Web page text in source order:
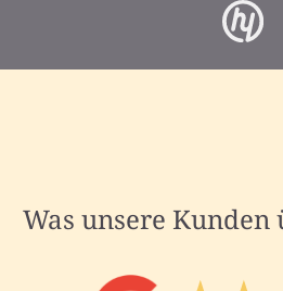
Was unsere Kunden